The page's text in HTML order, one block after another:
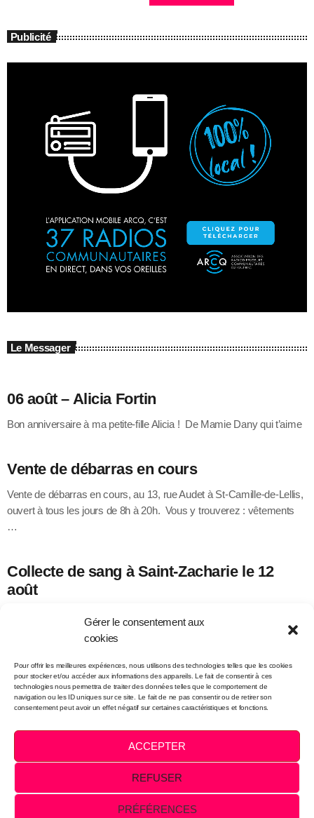
Gérer le consentement aux
cookies
Pour offrir les meilleures expériences, nous utilisons des technologies telles que les cookies
pour stocker et/ou accéder aux informations des appareils. Le fait de consentir à ces
technologies nous permettra de traiter des données telles que le comportement de
navigation ou les ID uniques sur ce site. Le fait de ne pas consentir ou de retirer son
consentement peut avoir un effet négatif sur certaines caractéristiques et fonctions.
ACCEPTER
REFUSER
PRÉFÉRENCES
Publicité
Le Messager
06 août – Alicia Fortin
Bon anniversaire à ma petite-fille Alicia ! De Mamie Dany qui t’aime
Vente de débarras en cours
Vente de débarras en cours, au 13, rue Audet à St-Camille-de-Lellis,
ouvert à tous les jours de 8h à 20h. Vous y trouverez : vêtements
…
Collecte de sang à Saint-Zacharie le 12
août
Héma-Québec vous invite à participer à une collecte de sang le
mercredi 12 août au Centre municipal des loisirs -Aréna, situé au